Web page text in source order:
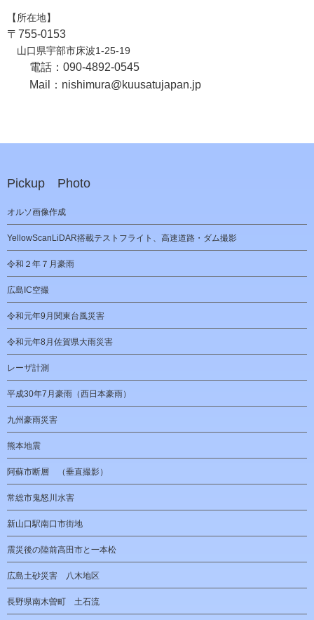
【所在地】
〒755-0153
山口県宇部市床波1-25-19
電話：090-4892-0545
Mail：nishimura@kuusatujapan.jp
Pickup Photo
オルソ画像作成
YellowScanLiDAR搭載テストフライト、高速道路・ダム撮影
令和２年７月豪雨
広島IC空撮
令和元年9月関東台風災害
令和元年8月佐賀県大雨災害
レーザ計測
平成30年7月豪雨（西日本豪雨）
九州豪雨災害
熊本地震
阿蘇市断層 （垂直撮影）
常総市鬼怒川水害
新山口駅南口市街地
震災後の陸前高田市と一本松
広島土砂災害 八木地区
長野県南木曽町 土石流